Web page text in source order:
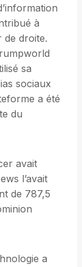
à
de droite.
sa
sociaux
a été
du
avait
l’avait
de 787,5
a